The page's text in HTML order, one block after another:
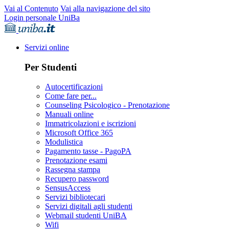
Vai al Contenuto Vai alla navigazione del sito
Login personale UniBa
Servizi online
Per Studenti
Autocertificazioni
Come fare per...
Counseling Psicologico - Prenotazione
Manuali online
Immatricolazioni e iscrizioni
Microsoft Office 365
Modulistica
Pagamento tasse - PagoPA
Prenotazione esami
Rassegna stampa
Recupero password
SensusAccess
Servizi bibliotecari
Servizi digitali agli studenti
Webmail studenti UniBA
Wifi